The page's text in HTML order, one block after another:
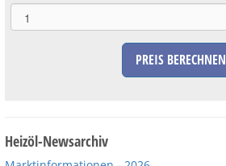
PREIS BERECHNEN
Heizöl-Newsarchiv